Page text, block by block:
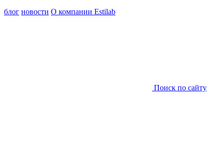
блог новости О компании Estilab
Поиск по сайту